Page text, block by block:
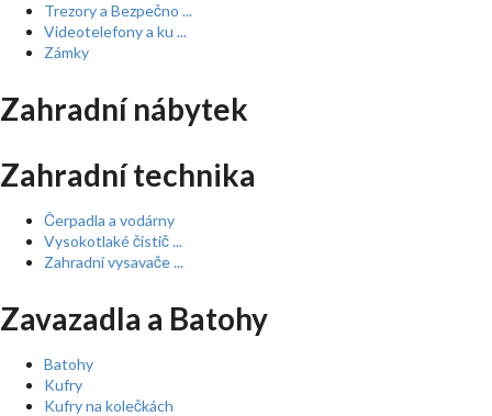
Trezory a Bezpečno ...
Videotelefony a ku ...
Zámky
Zahradní nábytek
Zahradní technika
Čerpadla a vodárny
Vysokotlaké čistič ...
Zahradní vysavače ...
Zavazadla a Batohy
Batohy
Kufry
Kufry na kolečkách